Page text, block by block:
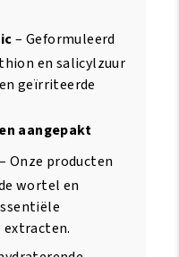
– Geformuleerd
en salicylzuur
geïrriteerde
aangepakt
– Onze producten
wortel en